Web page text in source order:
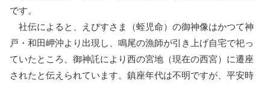
です。
社伝によると、えびすさま（蛭児命）の御神像はかつて神
戸・和田岬沖より出現し、鳴尾の漁師が引き上げ自宅で祀っ
ていたところ、御神託により西の宮地（現在の西宮）に遷座
されたと伝えられています。鎮座年代は不明ですが、平安時